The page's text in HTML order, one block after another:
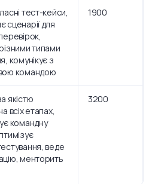
тест-кейси,
сценарії для
типами
комунікує з
командою
1900
якістю
всіх етапах,
командну
веде
менторить
3200